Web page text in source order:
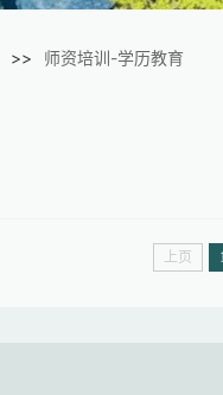
>> 师资培训-学历教育
上页